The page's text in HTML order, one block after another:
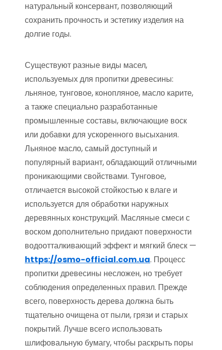
натуральный консервант, позволяющий
сохранить прочность и эстетику изделия на
долгие годы.
Существуют разные виды масел,
используемых для пропитки древесины:
льняное, тунговое, конопляное, масло карите,
а также специально разработанные
промышленные составы, включающие воск
или добавки для ускоренного высыхания.
Льняное масло, самый доступный и
популярный вариант, обладающий отличными
проникающими свойствами. Тунговое,
отличается высокой стойкостью к влаге и
используется для обработки наружных
деревянных конструкций. Масляные смеси с
воском дополнительно придают поверхности
водоотталкивающий эффект и мягкий блеск —
https://osmo-official.com.ua. Процесс
пропитки древесины несложен, но требует
соблюдения определенных правил. Прежде
всего, поверхность дерева должна быть
тщательно очищена от пыли, грязи и старых
покрытий. Лучше всего использовать
шлифовальную бумагу, чтобы раскрыть поры